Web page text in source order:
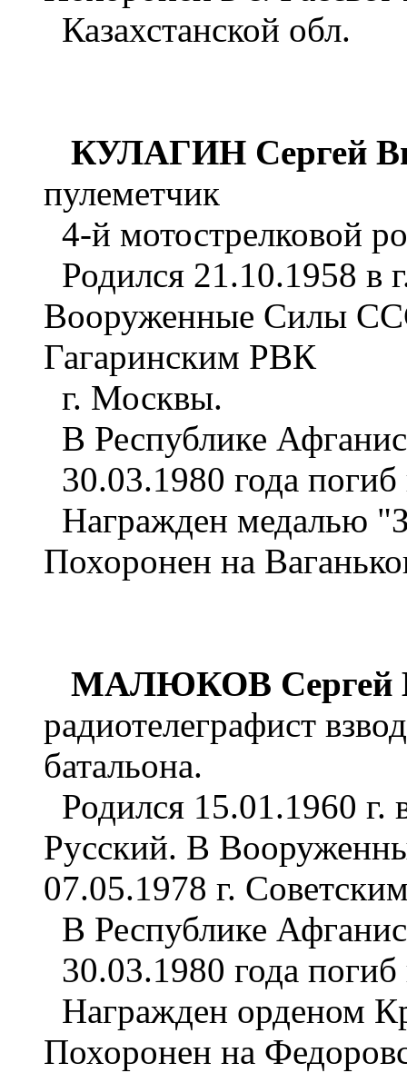
Казахстанской обл.
КУЛАГИН Сергей
пулеметчик
4-й мотострелковой
Родился 21.10.1958 в
Вооруженные Силы
Гагаринским РВК
г. Москвы.
В Республике
30.03.1980 года
Награжден медалью
Похоронен на
МАЛЮКОВ Сергей
радиотелеграфист
батальона.
Родился 15.01.1960 г.
Русский. В
07.05.1978 г.
В Республике
30.03.1980 года
Награжден орденом
Похоронен на